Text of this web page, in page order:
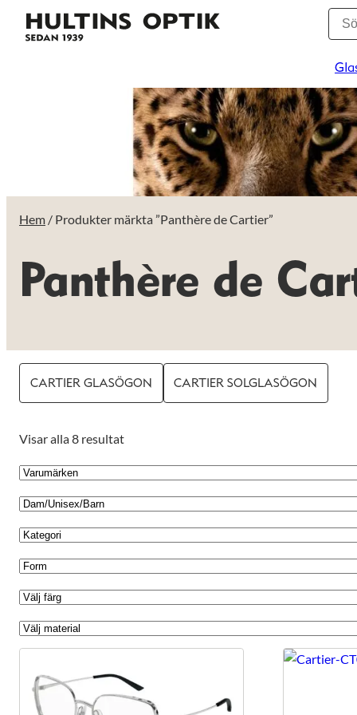
Hem / Produkter märkta ”Panthère de Cartier”
Panthère de
CARTIER GLASÖGON CARTIER SOLGLASÖGON
Visar alla 8 resultat
Dessa kakor
går inte att